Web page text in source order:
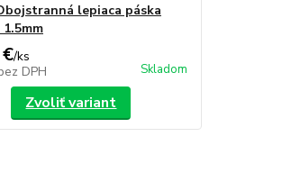
lepiaca páska
/ks
DPH Skladom
Zvoliť variant